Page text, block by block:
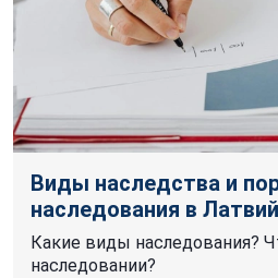
Виды наследства и
наследования в
Какие виды наследования?
наследовании?